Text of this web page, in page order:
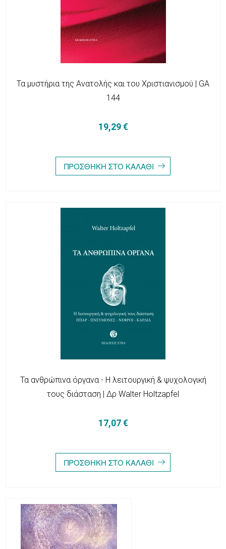
Τα μυστήρια της Ανατολής και του Χριστιανισμού | GA
144
19,29 €
Τα ανθρώπινα όργανα - Η λειτουργική & ψυχολογική
τους διάσταση | Δρ Walter Holtzapfel
17,07 €